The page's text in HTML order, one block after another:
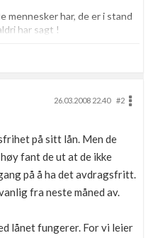
mennesker har, de er i stand
har sagt !
26.03.2008 22.40
#2
på sitt lån. Men de
fant de ut at de ikke
på å ha det avdragsfritt.
fra neste måned av.
lånet fungerer. For vi leier